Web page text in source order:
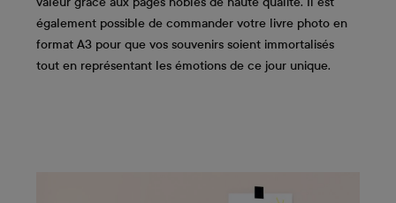
également possible de commander votre livre photo en
format A3 pour que vos souvenirs soient immortalisés
tout en représentant les émotions de ce jour unique.